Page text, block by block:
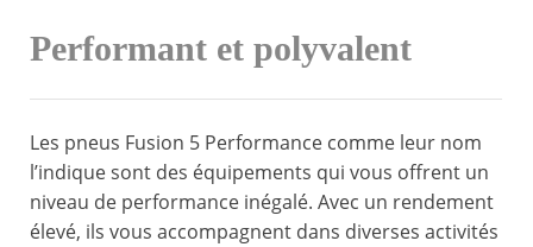
Performant et polyvalent
Les pneus Fusion 5 Performance comme leur nom
l’indique sont des équipements qui vous offrent un
niveau de performance inégalé. Avec un rendement
élevé, ils vous accompagnent dans diverses activités